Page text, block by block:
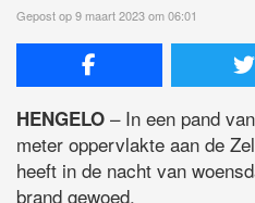
Gepost op 9 maart 2023 om 06:01
HENGELO – In een pand
meter oppervlakte aan de
heeft in de nacht van
brand gewoed.